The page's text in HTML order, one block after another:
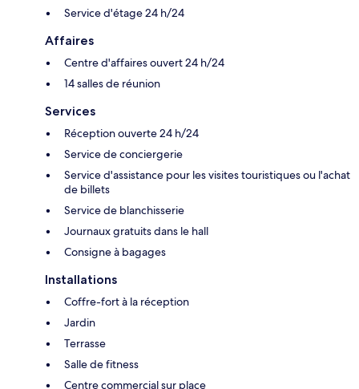
Service d'étage 24 h/24
Affaires
Centre d'affaires ouvert 24 h/24
14 salles de réunion
Services
Réception ouverte 24 h/24
Service de conciergerie
Service d'assistance pour les visites touristiques ou l'achat
de billets
Service de blanchisserie
Journaux gratuits dans le hall
Consigne à bagages
Installations
Coffre-fort à la réception
Jardin
Terrasse
Salle de fitness
Centre commercial sur place